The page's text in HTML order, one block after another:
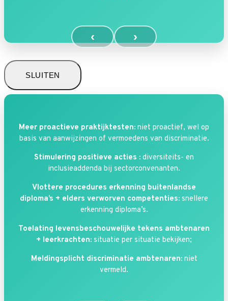
‹ ›
SLUITEN
Meer proactieve praktijktesten: niet proactief, wel op
basis van aanwijzingen of vermoedens van discriminatie.
Stimulering positieve acties : diversiteits- en
inclusieaddenda bij sectorconvenanten.
Vlottere procedures erkenning buitenlandse
diploma’s + elders verworven competenties: snellere
erkenning diploma’s.
Toelating levensbeschouwelijke tekens ambtenaren
+ leerkrachten: situatie per situatie bekijken;
Meldingsplicht discriminatie ambtenaren: niet
vermeld.